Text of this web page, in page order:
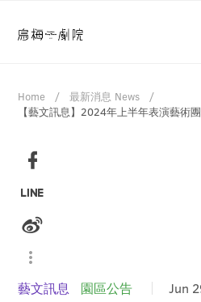
Home
最新消息 News
【藝文訊息】2024年上半年表演藝術
藝文訊息 園區公告 Jun